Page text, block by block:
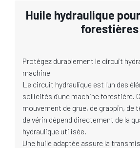
Huile hydraulique
forestières
Protégez durablement le circuit
machine
Le circuit hydraulique est l'un des
sollicités d'une machine forestière.
mouvement de grue, de grappin, de
de vérin dépend directement de la
hydraulique utilisée.
Une huile adaptée assure la